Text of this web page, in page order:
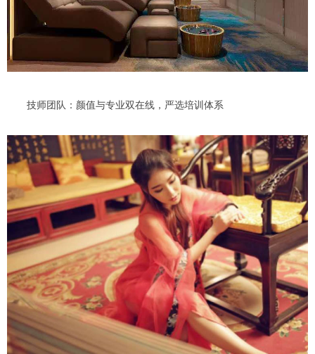
技师团队：颜值与专业双在线，严选培训体系